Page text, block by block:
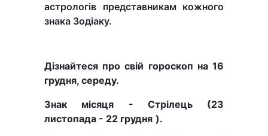
астрологів представникам кожного
знака Зодіаку.
Дізнайтеся про свій гороскоп на 16
грудня, середу.
Знак місяця - Стрілець (23
листопада - 22 грудня ).